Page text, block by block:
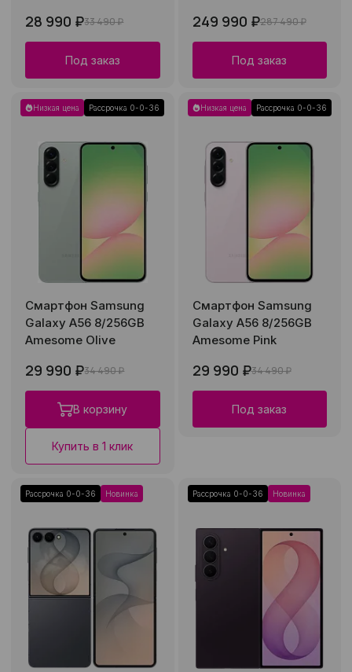
28 990 ₽33 490 ₽
Под заказ
249 990 ₽287 490 ₽
Под заказ
Низкая цена Рассрочка 0-0-36
Смартфон Samsung
Galaxy A56 8/256GB
Amesome Olive
29 990 ₽34 490 ₽
В корзину
Купить в 1 клик
Низкая цена Рассрочка 0-0-36
Смартфон Samsung
Galaxy A56 8/256GB
Amesome Pink
29 990 ₽34 490 ₽
Под заказ
Рассрочка 0-0-36 Новинка Рассрочка 0-0-36 Новинка